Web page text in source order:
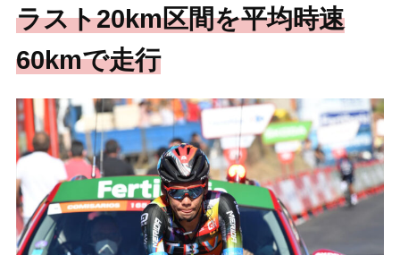
ラスト20km区間を平均時速
60kmで走行